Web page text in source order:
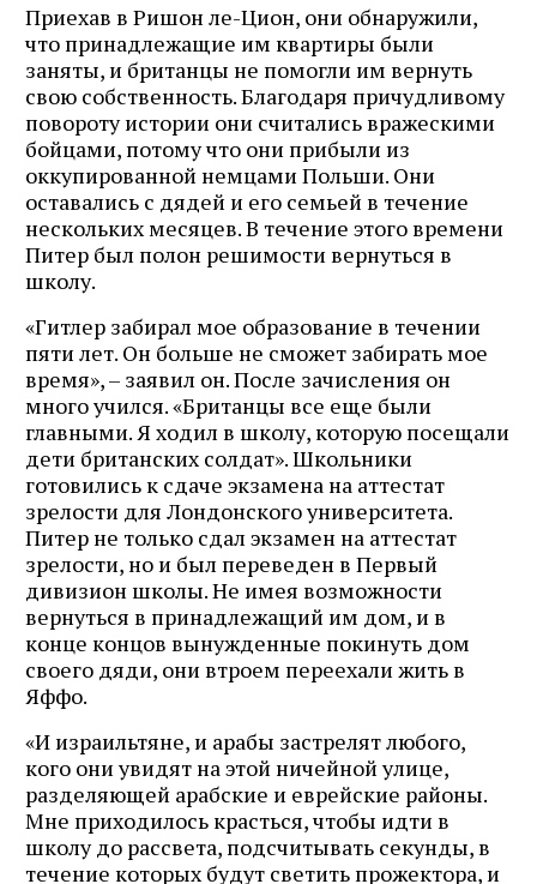
Приехав в Ришон ле-Цион, они обнаружили,
что принадлежащие им квартиры были
заняты, и британцы не помогли им вернуть
свою собственность. Благодаря причудливому
повороту истории они считались вражескими
бойцами, потому что они прибыли из
оккупированной немцами Польши. Они
оставались с дядей и его семьей в течение
нескольких месяцев. В течение этого времени
Питер был полон решимости вернуться в
школу.
«Гитлер забирал мое образование в течении
пяти лет. Он больше не сможет забирать мое
время», – заявил он. После зачисления он
много учился. «Британцы все еще были
главными. Я ходил в школу, которую посещали
дети британских солдат». Школьники
готовились к сдаче экзамена на аттестат
зрелости для Лондонского университета.
Питер не только сдал экзамен на аттестат
зрелости, но и был переведен в Первый
дивизион школы. Не имея возможности
вернуться в принадлежащий им дом, и в
конце концов вынужденные покинуть дом
своего дяди, они втроем переехали жить в
Яффо.
«И израильтяне, и арабы застрелят любого,
кого они увидят на этой ничейной улице,
разделяющей арабские и еврейские районы.
Мне приходилось красться, чтобы идти в
школу до рассвета, подсчитывать секунды, в
течение которых будут светить прожектора, и